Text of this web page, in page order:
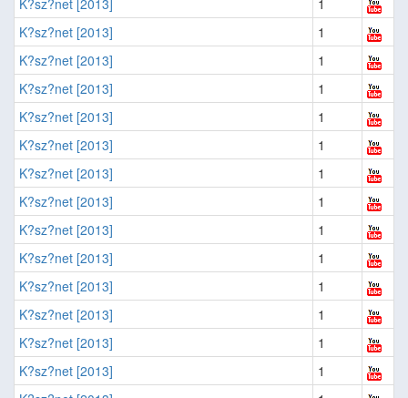
K?sz?net [2013]
1
K?sz?net [2013]
1
K?sz?net [2013]
1
K?sz?net [2013]
1
K?sz?net [2013]
1
K?sz?net [2013]
1
K?sz?net [2013]
1
K?sz?net [2013]
1
K?sz?net [2013]
1
K?sz?net [2013]
1
K?sz?net [2013]
1
K?sz?net [2013]
1
K?sz?net [2013]
1
K?sz?net [2013]
1